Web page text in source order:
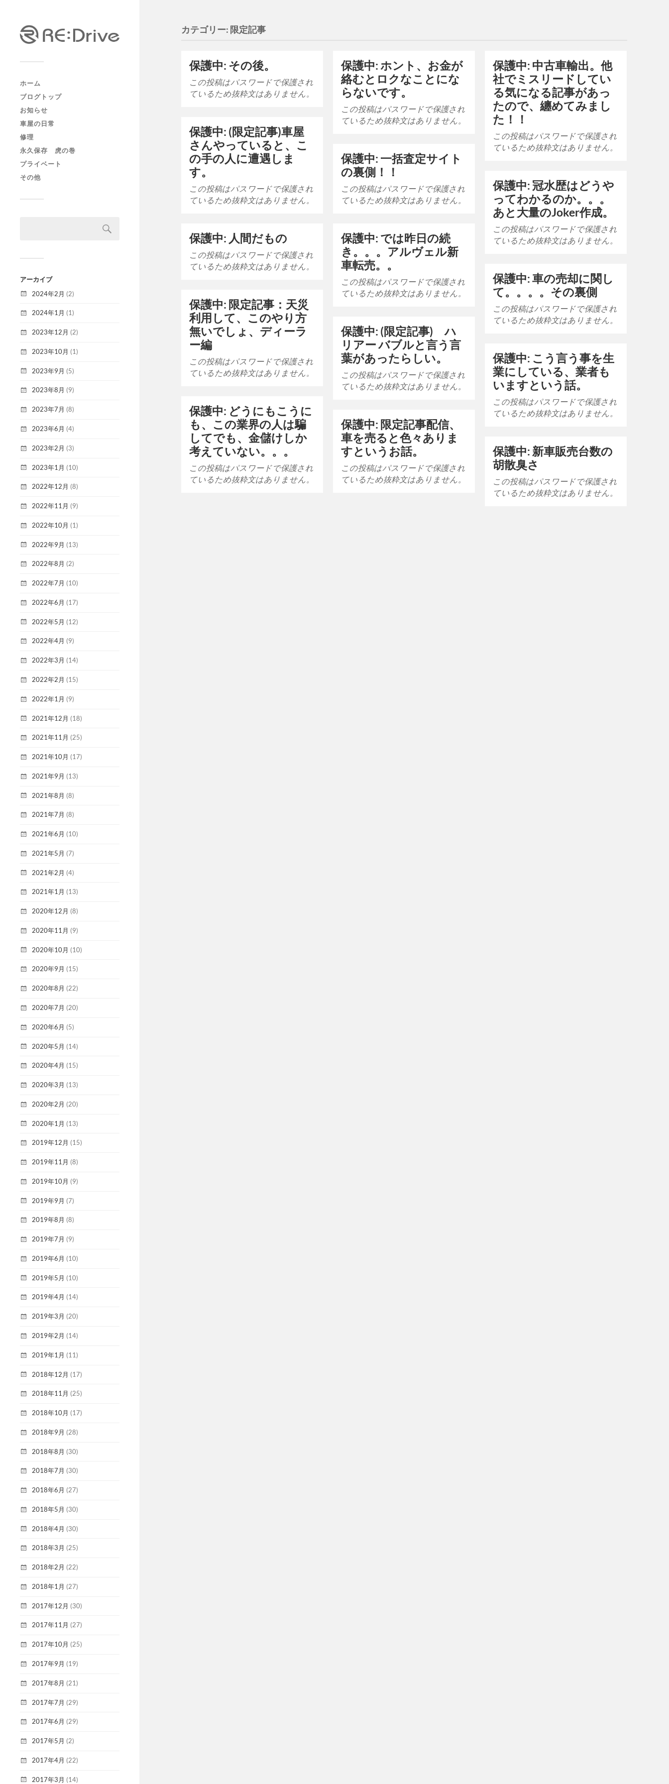
ホーム
ブログトップ
お知らせ
車屋の日常
修理
永久保存 虎の巻
プライベート
その他
アーカイブ
2024年2月 (2)
2024年1月 (1)
2023年12月 (2)
2023年10月 (1)
2023年9月 (5)
2023年8月 (9)
2023年7月 (8)
2023年6月 (4)
2023年2月 (3)
2023年1月 (10)
2022年12月 (8)
2022年11月 (9)
2022年10月 (1)
2022年9月 (13)
2022年8月 (2)
2022年7月 (10)
2022年6月 (17)
2022年5月 (12)
2022年4月 (9)
2022年3月 (14)
2022年2月 (15)
2022年1月 (9)
2021年12月 (18)
2021年11月 (25)
2021年10月 (17)
2021年9月 (13)
2021年8月 (8)
2021年7月 (8)
2021年6月 (10)
2021年5月 (7)
2021年2月 (4)
2021年1月 (13)
2020年12月 (8)
2020年11月 (9)
2020年10月 (10)
2020年9月 (15)
2020年8月 (22)
2020年7月 (20)
2020年6月 (5)
2020年5月 (14)
2020年4月 (15)
2020年3月 (13)
2020年2月 (20)
2020年1月 (13)
2019年12月 (15)
2019年11月 (8)
2019年10月 (9)
2019年9月 (7)
2019年8月 (8)
2019年7月 (9)
2019年6月 (10)
2019年5月 (10)
2019年4月 (14)
2019年3月 (20)
2019年2月 (14)
2019年1月 (11)
2018年12月 (17)
2018年11月 (25)
2018年10月 (17)
2018年9月 (28)
2018年8月 (30)
2018年7月 (30)
2018年6月 (27)
2018年5月 (30)
2018年4月 (30)
2018年3月 (25)
2018年2月 (22)
2018年1月 (27)
2017年12月 (30)
2017年11月 (27)
2017年10月 (25)
2017年9月 (19)
2017年8月 (21)
2017年7月 (29)
2017年6月 (29)
2017年5月 (2)
2017年4月 (22)
2017年3月 (14)
カテゴリー: 限定記事
保護中: その後。
この投稿はパスワードで保護され
ているため抜粋文はありません。
保護中: ホント、お金が
絡むとロクなことにな
らないです。
この投稿はパスワードで保護され
ているため抜粋文はありません。
保護中: 中古車輸出。他
社でミスリードしてい
る気になる記事があっ
たので、纏めてみまし
た！！
この投稿はパスワードで保護され
ているため抜粋文はありません。
保護中: (限定記事)車屋
さんやっていると、こ
の手の人に遭遇しま
す。
この投稿はパスワードで保護され
ているため抜粋文はありません。
保護中: 一括査定サイト
の裏側！！
この投稿はパスワードで保護され
ているため抜粋文はありません。
保護中: 冠水歴はどうや
ってわかるのか。。。
あと大量のJoker作成。
この投稿はパスワードで保護され
ているため抜粋文はありません。
保護中: 人間だもの
この投稿はパスワードで保護され
ているため抜粋文はありません。
保護中: では昨日の続
き。。。アルヴェル新
車転売。。
この投稿はパスワードで保護され
ているため抜粋文はありません。
保護中: 車の売却に関し
て。。。。その裏側
この投稿はパスワードで保護され
ているため抜粋文はありません。
保護中: 限定記事：天災
利用して、このやり方
無いでしょ、ディーラ
ー編
この投稿はパスワードで保護され
ているため抜粋文はありません。
保護中: (限定記事) ハ
リアー バブルと言う言
葉があったらしい。
この投稿はパスワードで保護され
ているため抜粋文はありません。
保護中: こう言う事を生
業にしている、業者も
いますという話。
この投稿はパスワードで保護され
ているため抜粋文はありません。
保護中: どうにもこうに
も、この業界の人は騙
してでも、金儲けしか
考えていない。。。
この投稿はパスワードで保護され
ているため抜粋文はありません。
保護中: 限定記事配信、
車を売ると色々ありま
すというお話。
この投稿はパスワードで保護され
ているため抜粋文はありません。
保護中: 新車販売台数の
胡散臭さ
この投稿はパスワードで保護され
ているため抜粋文はありません。